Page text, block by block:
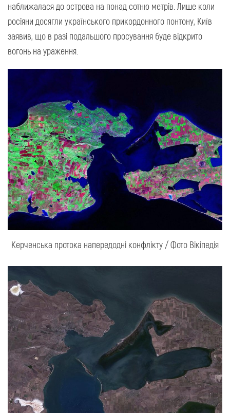
наближалася до острова на понад сотню метрів. Лише коли
росіяни досягли українського прикордонного понтону, Київ
заявив, що в разі подальшого просування буде відкрито
вогонь на ураження.
Керченська протока напередодні конфлікту / Фото Вікіпедія